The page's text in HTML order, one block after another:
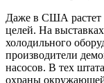
Даже в США растет
целей. На
холодильного
производители
насосов. В тех
охраны окружающей